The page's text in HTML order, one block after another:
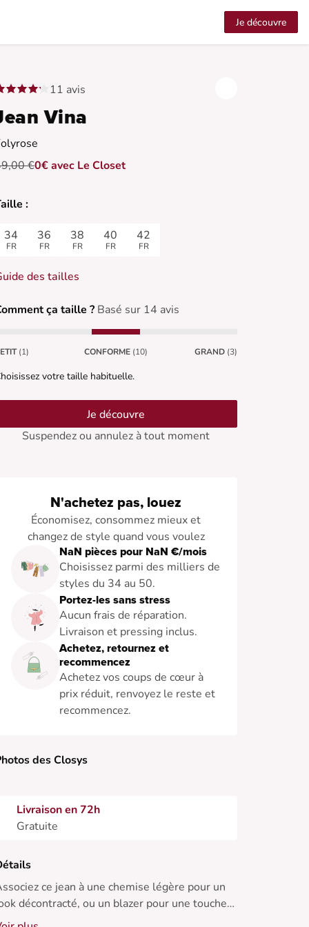
Je découvre
11 avis
Vina
€0€ avec Le Closet
:
34
FR
36
FR
38
FR
40
FR
42
FR
des tailles
ça taille ? Basé sur 14 avis
(1) CONFORME (10) GRAND (3)
votre taille habituelle.
Je découvre
Suspendez ou annulez à tout moment
N'achetez pas, louez
Économisez, consommez mieux et
changez de style quand vous voulez
NaN pièces pour NaN €/mois
Choisissez parmi des milliers de
styles du 34 au 50.
Portez-les sans stress
Aucun frais de réparation.
Livraison et pressing inclus.
Achetez, retournez et
recommencez
Achetez vos coups de cœur à
prix réduit, renvoyez le reste et
recommencez.
des Closys
Livraison en 72h
Gratuite
ce jean à une chemise légère pour un
décontracté, ou un blazer pour une touche
Parfait en toute saison.